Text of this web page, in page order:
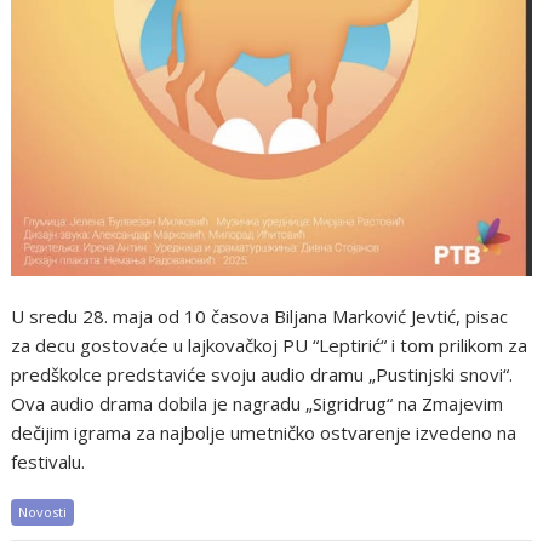
U sredu 28. maja od 10 časova Biljana Marković Jevtić, pisac
za decu gostovaće u lajkovačkoj PU “Leptirić“ i tom prilikom za
predškolce predstaviće svoju audio dramu „Pustinjski snovi“.
Ova audio drama dobila je nagradu „Sigridrug“ na Zmajevim
dečijim igrama za najbolje umetničko ostvarenje izvedeno na
festivalu.
Novosti